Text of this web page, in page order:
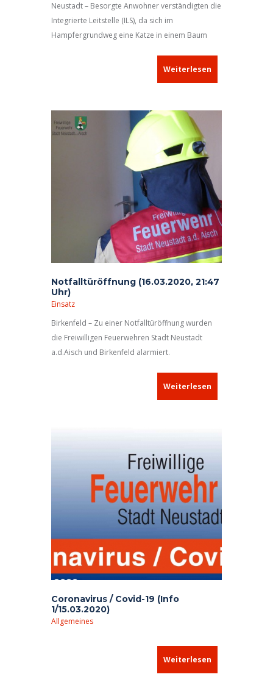
Neustadt – Besorgte Anwohner verständigten die
Integrierte Leitstelle (ILS), da sich im
Hampfergrundweg eine Katze in einem Baum
Alarmierung der Freiwilligen Feuerwehr (FF) Stadt
herunter“.
Weiterlesen
Notfalltüröffnung (16.03.2020, 21:47
Uhr)
Einsatz
Birkenfeld – Zu einer Notfalltüröffnung wurden
die Freiwilligen Feuerwehren Stadt Neustadt
a.d.Aisch und Birkenfeld alarmiert.
Weiterlesen
Coronavirus / Covid-19 (Info
1/15.03.2020)
Allgemeines
Weiterlesen